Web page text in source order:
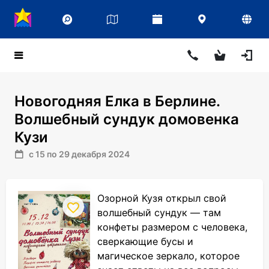
Новогодняя Елка в Берлине.
Волшебный сундук домовенка
Кузи
с 15 по 29 декабря 2024
Озорной Кузя открыл свой
волшебный сундук — там
конфеты размером с человека,
сверкающие бусы и
магическое зеркало, которое